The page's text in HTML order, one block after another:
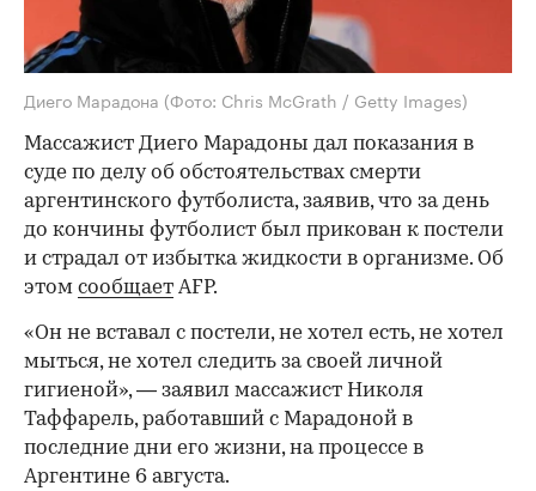
Диего Марадона (Фото: Chris McGrath / Getty Images)
Массажист Диего Марадоны дал показания в
суде по делу об обстоятельствах смерти
аргентинского футболиста, заявив, что за день
до кончины футболист был прикован к постели
и страдал от избытка жидкости в организме. Об
этом сообщает AFP.
«Он не вставал с постели, не хотел есть, не хотел
мыться, не хотел следить за своей личной
гигиеной», — заявил массажист Николя
Таффарель, работавший с Марадоной в
последние дни его жизни, на процессе в
Аргентине 6 августа.